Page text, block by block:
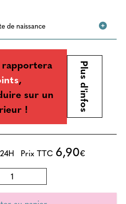
de naissance
,
sur un
!
Plus d'infos
Prix TTC 6,90€